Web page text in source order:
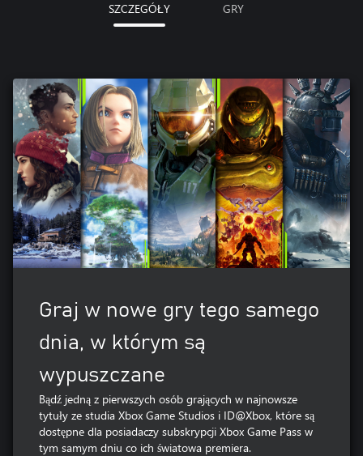
SZCZEGÓŁY GRY
Graj w nowe gry tego samego
dnia, w którym są
wypuszczane
Bądź jedną z pierwszych osób grających w najnowsze
tytuły ze studia Xbox Game Studios i ID@Xbox, które są
dostępne dla posiadaczy subskrypcji Xbox Game Pass w
tym samym dniu co ich światowa premiera.